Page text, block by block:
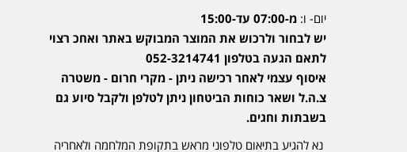
יום- ו: מ-07:00 עד-15:00
יש לבחור ולרכוש את המוצר המבוקש באתר ואחכ רצוי
לתאם הגעה בטלפון 052-3214741
איסוף עצמי לאחר רכישה ניתן - מקרי חרום - משטרה
צ.ה.ל ושאר כוחות הביטחון ניתן לטלפן ולקבל סיוע גם
בשבתות וחגים.
נא להגיע בתיאום טלפוני מראש בתקופת המלחמה ולאחריה